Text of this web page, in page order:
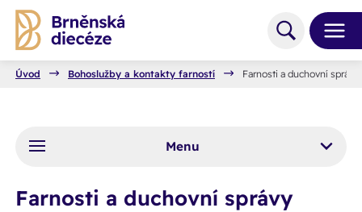
Úvod Bohoslužby a kontakty farností Farnosti a duchovní správy
Menu
Farnosti a duchovní správy